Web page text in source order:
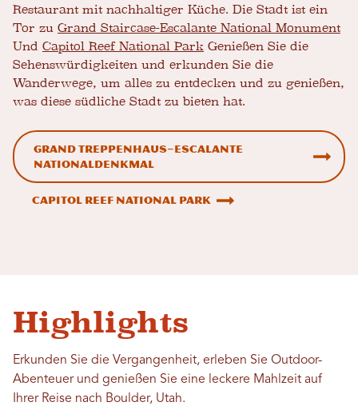
Restaurant mit nachhaltiger Küche. Die Stadt ist ein
Tor zu Grand Staircase-Escalante National Monument
Und Capitol Reef National Park Genießen Sie die
Sehenswürdigkeiten und erkunden Sie die
Wanderwege, um alles zu entdecken und zu genießen,
was diese südliche Stadt zu bieten hat.
Grand Treppenhaus–Escalante
Nationaldenkmal
Capitol Reef National Park
Highlights
Erkunden Sie die Vergangenheit, erleben Sie Outdoor-
Abenteuer und genießen Sie eine leckere Mahlzeit auf
Ihrer Reise nach Boulder, Utah.